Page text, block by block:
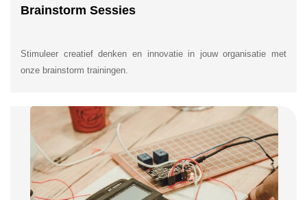
Brainstorm Sessies
Stimuleer creatief denken en innovatie in jouw organisatie met
onze brainstorm trainingen.